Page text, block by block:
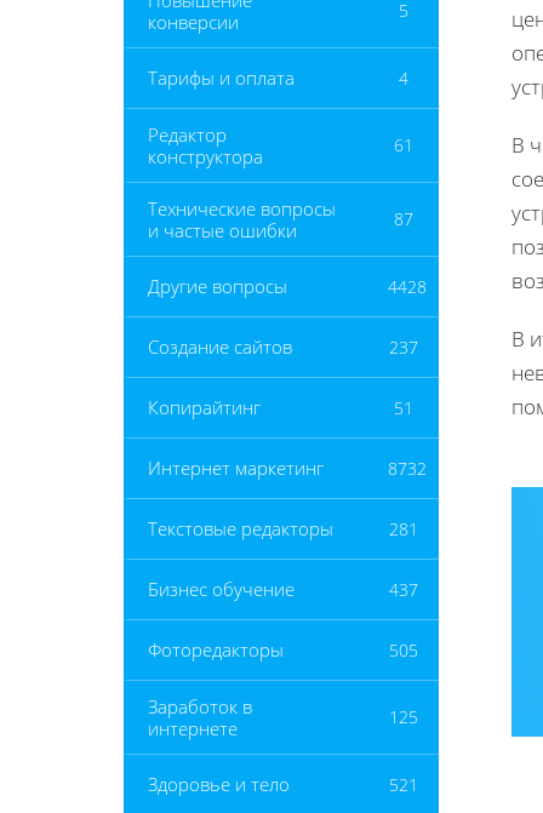
конверсии
5
Тарифы и оплата 4
Редактор
конструктора
61
Технические вопросы
и частые ошибки
87
Другие вопросы 4428
Создание сайтов 237
Копирайтинг 51
Интернет маркетинг 8732
Текстовые редакторы 281
Бизнес обучение 437
Фоторедакторы 505
Заработок в
интернете
125
Здоровье и тело 521
В
В